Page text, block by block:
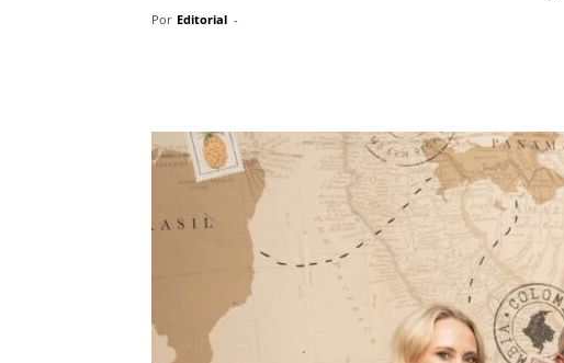
Por Editorial -